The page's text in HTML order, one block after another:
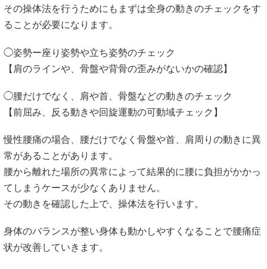
その操体法を行うためにもまずは全身の動きのチェックをす
ることが必要になります。
◯姿勢ー座り姿勢や立ち姿勢のチェック
【肩のラインや、骨盤や背骨の歪みがないかの確認】
◯腰だけでなく、肩や首、骨盤などの動きのチェック
【前屈み、反る動きや回旋運動の可動域チェック】
慢性腰痛の場合、腰だけでなく骨盤や首、肩周りの動きに異
常があることがあります。
腰から離れた場所の異常によって結果的に腰に負担がかかっ
てしまうケースが少なくありません。
その動きを確認した上で、操体法を行います。
身体のバランスが整い身体も動かしやすくなることで腰痛症
状が改善していきます。